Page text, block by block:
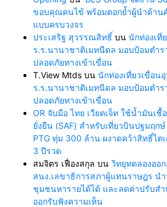
ขอบคุณคนไข้ พร้อมตอกย้ำผู้นำด้าน
แบบครบวงจร
ประเสริฐ สุวรรณสิทธิ์ บน นักท่องเที่
ร.ร.นานาชาติเมทนีดล มอบป้อมตำร
ปลอดภัยทางเข้าเขื่อน
T.View Mtds บน นักท่องเที่ยวเขื่อน
ร.ร.นานาชาติเมทนีดล มอบป้อมตำร
ปลอดภัยทางเข้าเขื่อน
OR จับมือ ไทย เวียตเจ็ท ใช้น้ำมันเชื้
ยั่งยืน (SAF) สำหรับเที่ยวบินปฐมฤกษ์
PTG ทุ่ม 300 ล้าน ผงาดคว้าสิทธิ์ไตเ
3 ปีรวด
สมจิตร เฟื่องสกุล บน วิทยุทดลองออ
สนง.เลขาธิการสภาผู้แทนราษฎร น
ชุมชนหารายได้ได้ และลดค่าปรับส
ออกรับฟังความเห็น